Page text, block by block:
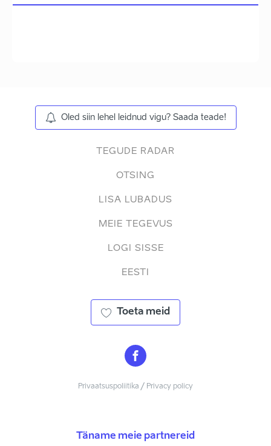
Oled siin lehel leidnud vigu? Saada teade!
TEGUDE RADAR
OTSING
LISA LUBADUS
MEIE TEGEVUS
LOGI SISSE
EESTI
Toeta meid
Privaatsuspoliitika / Privacy policy
Täname meie partnereid